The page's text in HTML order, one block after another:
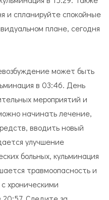
и спланируйте спокойные
плане, сегодня
может быть
в 03:46. День
мероприятий и
начинать лечение,
вводить новый
улучшение
больных, кульминация
травмоопасность и
хроническими